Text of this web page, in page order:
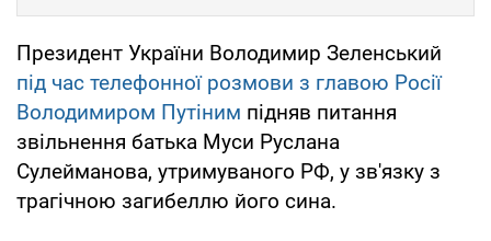
Президент України Володимир Зеленський
під час телефонної розмови з главою Росії
Володимиром Путіним підняв питання
звільнення батька Муси Руслана
Сулейманова, утримуваного РФ, у зв'язку з
трагічною загибеллю його сина.